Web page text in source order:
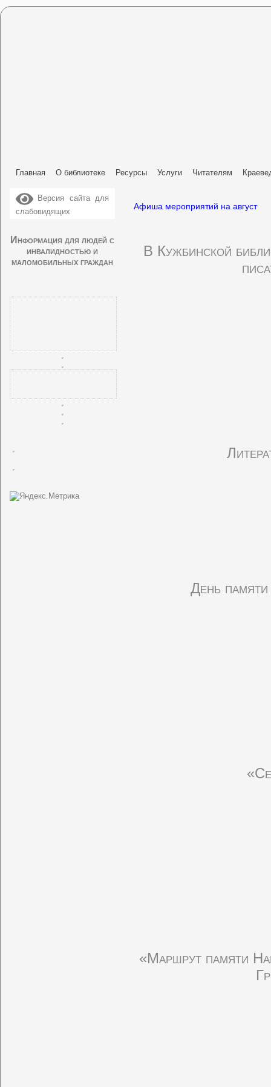
Главная О библиотеке Ресурсы Услуги Читателям
Версия сайта для
слабовидящих
Информация для людей с
инвалидностью и
маломобильных граждан
Афиша мероприятий на август
В Кужбинской
День
«Маршрут памяти